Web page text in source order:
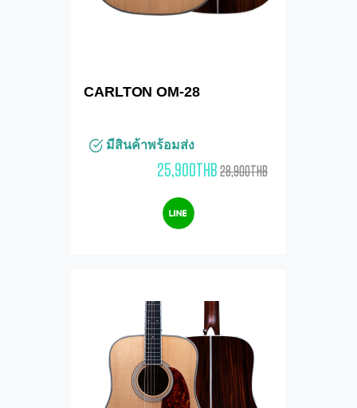
CARLTON OM-28
มีสินค้าพร้อมส่ง
25,900THB28,900THB